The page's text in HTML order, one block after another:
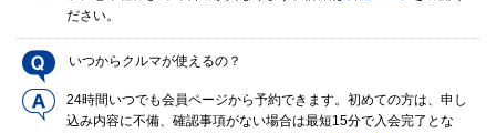
ださい。
いつからクルマが使えるの？
24時間いつでも会員ページから予約できます。初めての方は、申し
込み内容に不備、確認事項がない場合は最短15分で入会完了とな